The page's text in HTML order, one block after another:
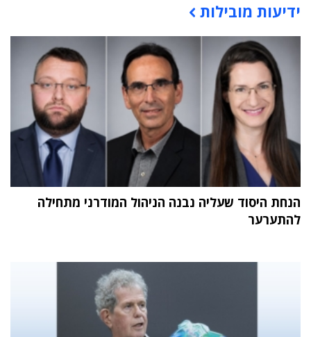
תוכן פרסומי
ידיעות מובילות
הנחת היסוד שעליה נבנה הניהול המודרני מתחילה
להתערער